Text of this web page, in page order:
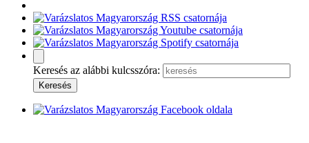
Keresés az alábbi kulcsszóra: